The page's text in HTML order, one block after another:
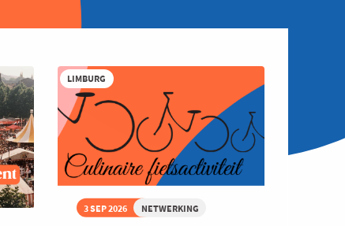
LIMBURG
3 SEP 2026 NETWERKING